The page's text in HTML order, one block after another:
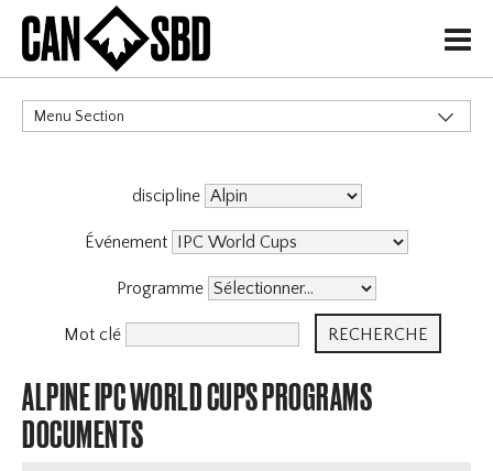
H
Menu Section
Événements & Compétitions
discipline
Événement
Programme
Mot clé
ALPINE IPC WORLD CUPS PROGRAMS
DOCUMENTS